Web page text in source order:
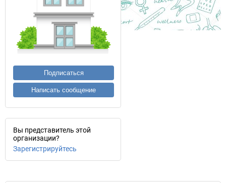
Подписаться
Написать сообщение
Вы представитель этой
организации?
Зарегистрируйтесь